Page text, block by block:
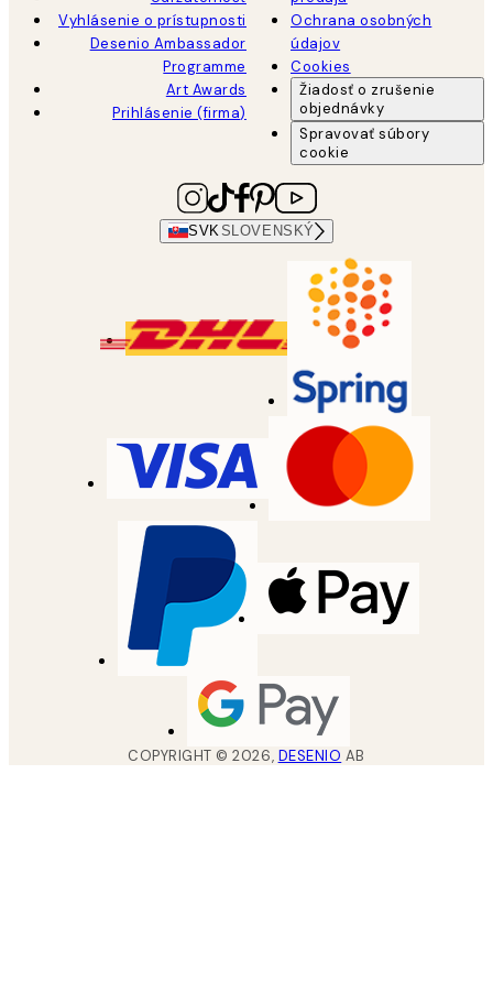
Vyhlásenie o prístupnosti
Desenio Ambassador
Programme
Art Awards
Prihlásenie (firma)
Ochrana osobných
údajov
Cookies
Žiadosť o zrušenie
objednávky
Spravovať súbory
cookie
SVKSLOVENSKÝ
COPYRIGHT ©2026, DESENIO AB